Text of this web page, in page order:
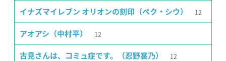
イナズマイレブン オリオンの刻印（ペク・シウ） 12
アオアシ（中村平） 12
古見さんは、コミュ症です。（忍野裳乃） 12